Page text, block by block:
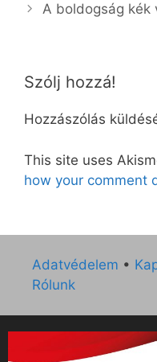
A boldogság kék
Szólj hozzá!
Hozzászólás
This site uses
how your comment
Adatvédelem •
Rólunk